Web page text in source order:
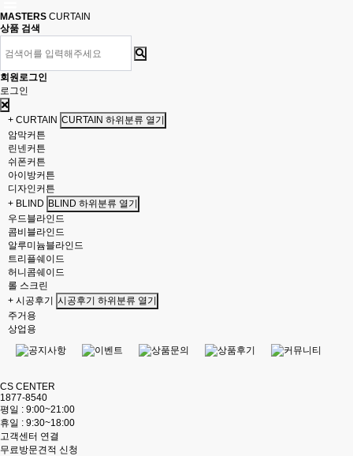
MASTERS CURTAIN
상품 검색
회원로그인
로그인
+ CURTAIN CURTAIN 하위분류 열기
암막커튼
린넨커튼
쉬폰커튼
아이방커튼
디자인커튼
+ BLIND BLIND 하위분류 열기
우드블라인드
콤비블라인드
알루미늄블라인드
트리플쉐이드
허니콤쉐이드
롤 스크린
+ 시공후기 시공후기 하위분류 열기
주거용
상업용
CS CENTER
1877-8540
평일 : 9:00~21:00
휴일 : 9:30~18:00
고객센터 연결
무료방문견적 신청